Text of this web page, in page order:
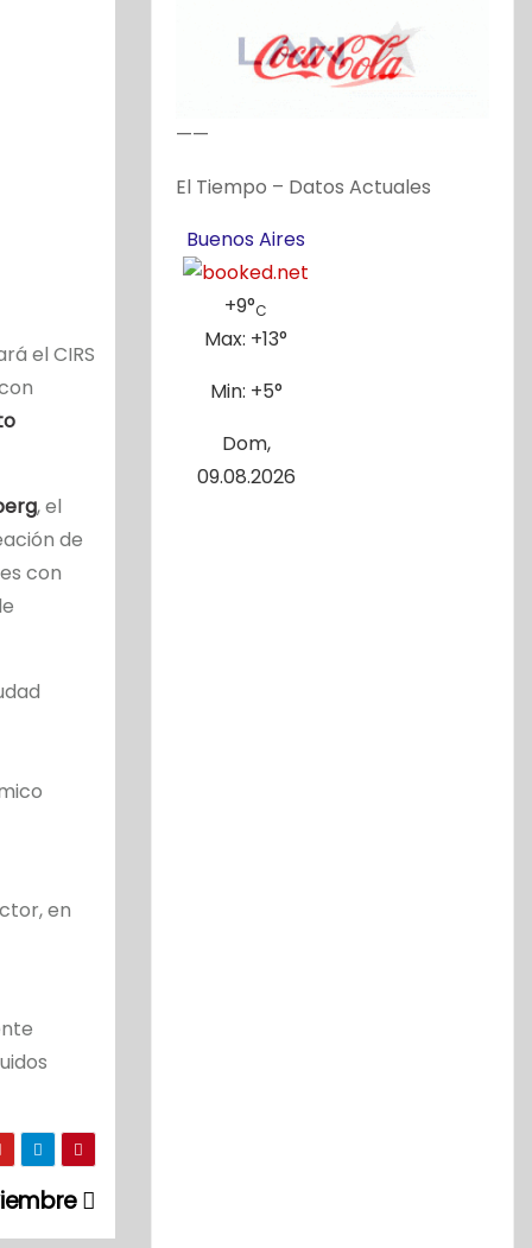
el CIRS
, el
de
con
en
——
El Tiempo – Datos Actuales
Buenos Aires
+9°C
Max: +13°
Min: +5°
Dom,
09.08.2026